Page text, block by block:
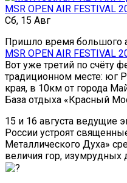
MSR OPEN AIR FESTIVAL
Сб, 15 Авг
Пришло время большого
MSR OPEN AIR FESTIVAL
Вот уже третий по счёту
традиционном месте: юг
края, в 10км от города
База отдыха «Красный
15 и 16 августа ведущие
России устроят
Металлического Духа»
величия гор,